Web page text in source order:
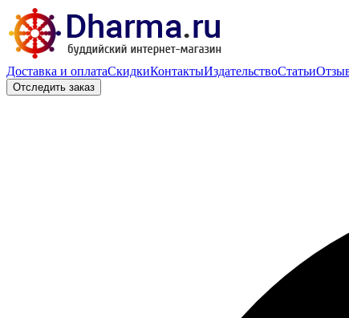
Доставка и оплатаСкидкиКонтактыИздательствоСтатьи
Отследить заказ